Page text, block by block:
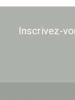
Inscrivez-